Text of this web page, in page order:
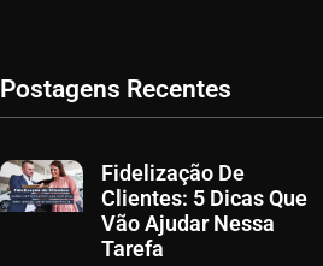
Postagens Recentes
Fidelização De
Clientes: 5 Dicas Que
Vão Ajudar Nessa
Tarefa